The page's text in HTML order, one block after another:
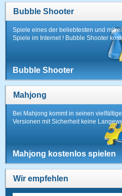
Bubble Shooter
Spiele eines der beliebtesten und
Spiele im Internet ! Bubble Shooter
Bubble Shooter
Mahjong
Bei Mahjong kommt in seinen
Versionen mit Sicherheit keine
Mahjong kostenlos spielen
Wir empfehlen